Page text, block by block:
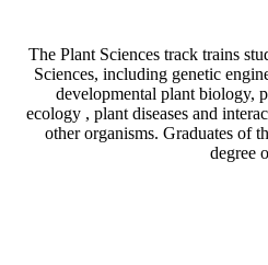
The Plant Sciences track trains
Sciences, including genetic
developmental plant biology,
ecology , plant diseases and
other organisms. Graduates of
degree